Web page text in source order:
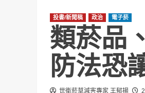
投書/新聞稿 政治 電子菸
類菸品
防法恐
世衛菸草減害專家 王郁揚